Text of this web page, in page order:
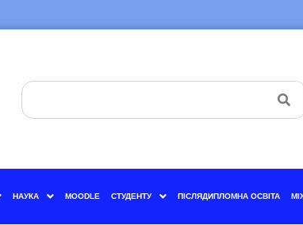
НАУКА MOODLE СТУДЕНТУ ПІСЛЯДИПЛОМНА ОСВІТА